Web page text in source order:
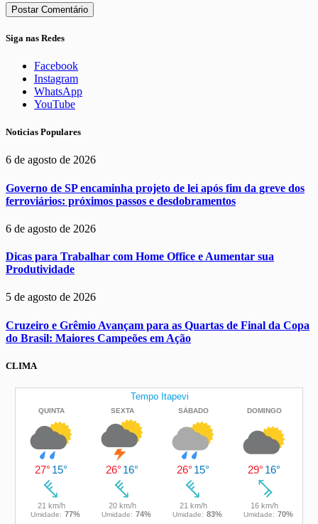
Siga nas Redes
Facebook
Instagram
WhatsApp
YouTube
Noticias Populares
6 de agosto de 2026
Governo de SP encaminha projeto de lei após fim da greve dos
ferroviários: próximos passos e desdobramentos
6 de agosto de 2026
Dicas para Trabalhar com Home Office e Aumentar sua
Produtividade
5 de agosto de 2026
Cruzeiro e Grêmio Avançam para as Quartas de Final da Copa
do Brasil: Maiores Campeões em Ação
CLIMA